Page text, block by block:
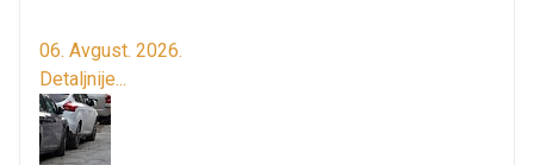
06. Avgust. 2026.
Detaljnije...